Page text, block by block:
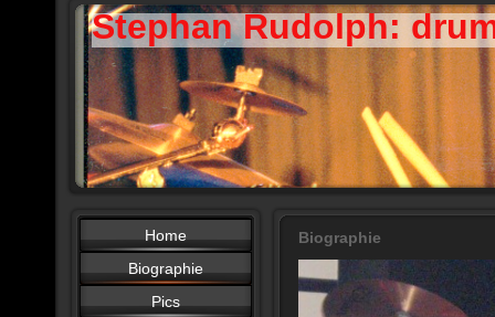
Stephan Rudolph:
Home
Biographie
Pics
Biographie